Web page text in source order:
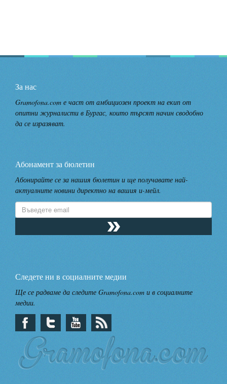
За нас
Gramofona.com е част от амбициозен проект на екип от
опитни журналисти в Бургас, които търсят начин сводобно
да се изразяват.
Абонамент за бюлетин
Абонирайте се за нашия бюлетин и ще получавате най-
актуалните новини директно на вашия и-мейл.
Следете ни в социалните медии
Ще се радваме да следите Gramofona.com и в социалните
медии.